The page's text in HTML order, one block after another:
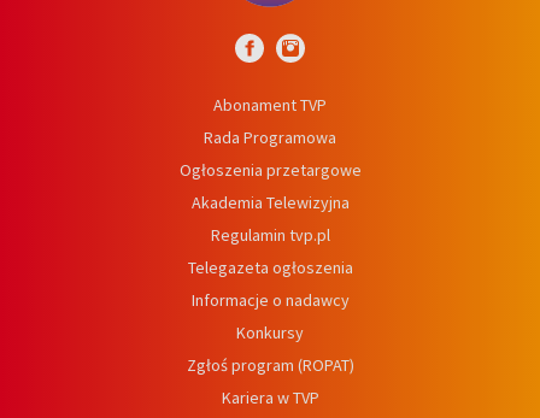
Abonament TVP
Rada Programowa
Ogłoszenia przetargowe
Akademia Telewizyjna
Regulamin tvp.pl
Telegazeta ogłoszenia
Informacje o nadawcy
Konkursy
Zgłoś program (ROPAT)
Kariera w TVP